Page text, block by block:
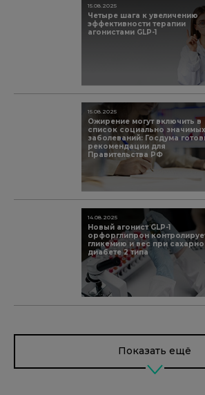
Четыре шага к увеличению
эффективности терапии
агонистами GLP-1
15.08.2025
Ожирение могут включить в
список социально значимых
заболеваний: Госдума
рекомендации для
Правительства РФ
15.08.2025
Новый агонист GLP-1
орфорглипрон
гликемию и вес при
диабете 2 типа
14.08.2025
Показать ещё